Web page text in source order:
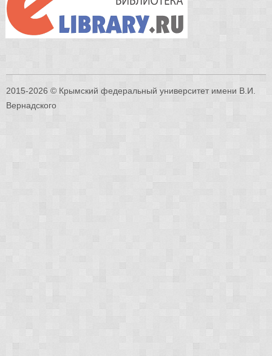
2015-2026 © Крымский федеральный университет имени В.И.
Вернадского